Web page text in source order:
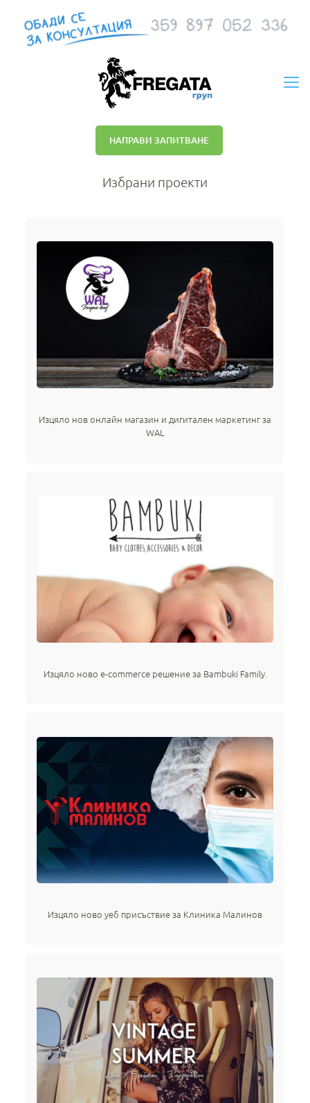
НАПРАВИ ЗАПИТВАНЕ
Избрани проекти
Изцяло нов онлайн магазин и дигитален маркетинг за
WAL
Изцяло ново e-commerce решение за Bambuki Family.
Изцяло ново уеб присъствие за Клиника Малинов